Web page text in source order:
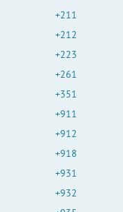
+211
+212
+223
+261
+351
+911
+912
+918
+931
+932